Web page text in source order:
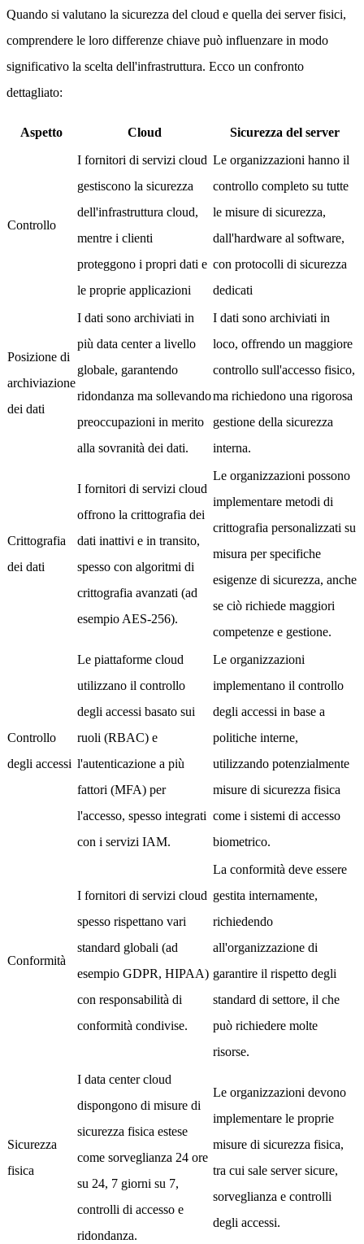
Quando si valutano la sicurezza del cloud e quella dei server fisici,
comprendere le loro differenze chiave può influenzare in modo
significativo la scelta dell'infrastruttura. Ecco un confronto
dettagliato:
Aspetto Cloud Sicurezza del server
Controllo
I fornitori di servizi cloud
gestiscono la sicurezza
dell'infrastruttura cloud,
mentre i clienti
proteggono i propri dati e
le proprie applicazioni
Le organizzazioni hanno il
controllo completo su tutte
le misure di sicurezza,
dall'hardware al software,
con protocolli di sicurezza
dedicati
Posizione di
archiviazione
dei dati
I dati sono archiviati in
più data center a livello
globale, garantendo
ridondanza ma sollevando
preoccupazioni in merito
alla sovranità dei dati.
I dati sono archiviati in
loco, offrendo un maggiore
controllo sull'accesso fisico,
ma richiedono una rigorosa
gestione della sicurezza
interna.
Crittografia
dei dati
I fornitori di servizi cloud
offrono la crittografia dei
dati inattivi e in transito,
spesso con algoritmi di
crittografia avanzati (ad
esempio AES-256).
Le organizzazioni possono
implementare metodi di
crittografia personalizzati su
misura per specifiche
esigenze di sicurezza, anche
se ciò richiede maggiori
competenze e gestione.
Controllo
degli accessi
Le piattaforme cloud
utilizzano il controllo
degli accessi basato sui
ruoli (RBAC) e
l'autenticazione a più
fattori (MFA) per
l'accesso, spesso integrati
con i servizi IAM.
Le organizzazioni
implementano il controllo
degli accessi in base a
politiche interne,
utilizzando potenzialmente
misure di sicurezza fisica
come i sistemi di accesso
biometrico.
Conformità
I fornitori di servizi cloud
spesso rispettano vari
standard globali (ad
esempio GDPR, HIPAA)
con responsabilità di
conformità condivise.
La conformità deve essere
gestita internamente,
richiedendo
all'organizzazione di
garantire il rispetto degli
standard di settore, il che
può richiedere molte
risorse.
Sicurezza
fisica
I data center cloud
dispongono di misure di
sicurezza fisica estese
come sorveglianza 24 ore
su 24, 7 giorni su 7,
controlli di accesso e
ridondanza.
Le organizzazioni devono
implementare le proprie
misure di sicurezza fisica,
tra cui sale server sicure,
sorveglianza e controlli
degli accessi.